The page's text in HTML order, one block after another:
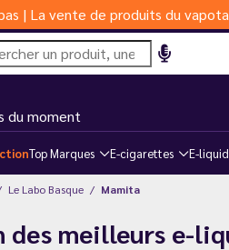
| La vente de produits du
du moment
Top Marques E-cigarettes E-
Le Labo Basque Mamita
des meilleurs e-